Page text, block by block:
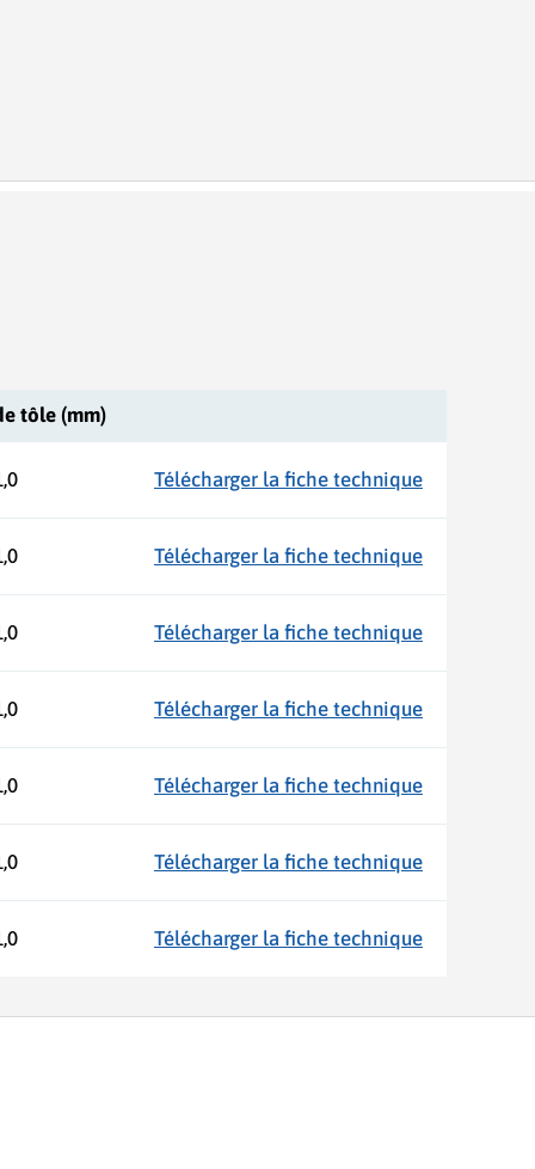
tôle (mm)
Télécharger la fiche technique
Télécharger la fiche technique
Télécharger la fiche technique
Télécharger la fiche technique
Télécharger la fiche technique
Télécharger la fiche technique
Télécharger la fiche technique